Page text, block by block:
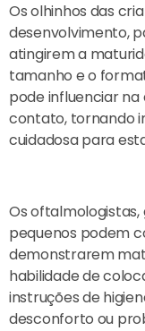
Os olhinhos das
desenvolvimento,
atingirem a
tamanho e o
pode influenciar
contato, tornando
cuidadosa para
Os
pequenos podem
demonstrarem
habilidade de
instruções de
desconforto ou